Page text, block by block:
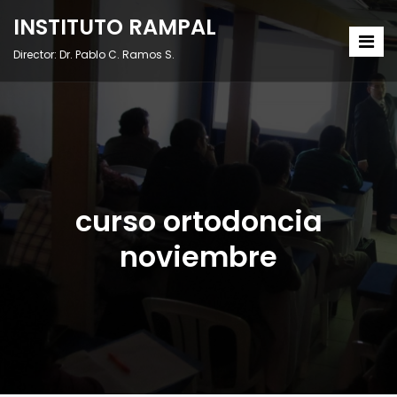
INSTITUTO RAMPAL
Director: Dr. Pablo C. Ramos S.
curso ortodoncia
noviembre